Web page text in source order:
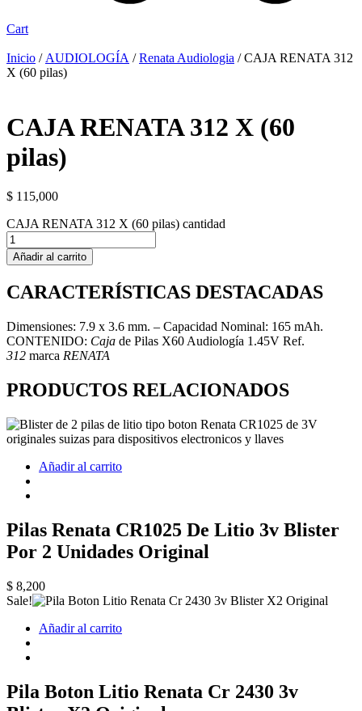
Cart
Inicio /AUDIOLOGÍA /Renata Audiologia / CAJA RENATA 312
X (60 pilas)
CAJA RENATA 312 X (60
pilas)
$ 115,000
CAJA RENATA 312 X (60 pilas) cantidad
Añadir al carrito
CARACTERÍSTICAS DESTACADAS
Dimensiones: 7.9 x 3.6 mm. – Capacidad Nominal: 165 mAh.
CONTENIDO: Caja de Pilas X60 Audiología 1.45V Ref.
312 marca RENATA
PRODUCTOS RELACIONADOS
Añadir al carrito
Pilas Renata CR1025 De Litio 3v Blister
Por 2 Unidades Original
$ 8,200
Sale!
Añadir al carrito
Pila Boton Litio Renata Cr 2430 3v